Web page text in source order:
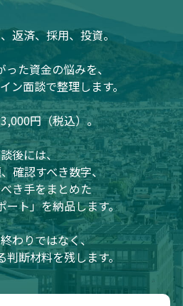
返済、採用、投資。
た資金の悩みを、
ン面談で整理します。
円（税込）。
後には、
確認すべき数字、
き手をまとめた
ート」を納品します。
わりではなく、
判断材料を残します。